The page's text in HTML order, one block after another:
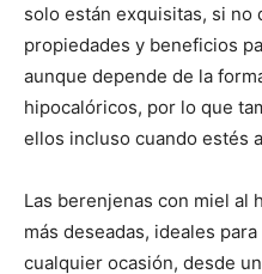
solo están exquisitas, si no
propiedades y beneficios
aunque depende de la
hipocalóricos, por lo que
ellos incluso cuando estés
Las berenjenas con miel al
más deseadas, ideales
cualquier ocasión, desde